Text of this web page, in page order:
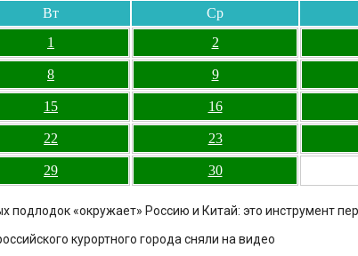
Вт Ср
1
2
8 9
15 16
22 23
29 30
подлодок «окружает» Россию и Китай: это инструмент
курортного города сняли на видео